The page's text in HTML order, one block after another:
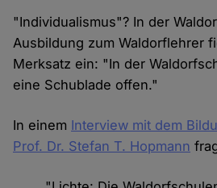
"Individualismus"? In der
Ausbildung zum Waldorflehrer
Merksatz ein: "In der
eine Schublade offen."
In einem Interview mit dem
Prof. Dr. Stefan T. Hopmann